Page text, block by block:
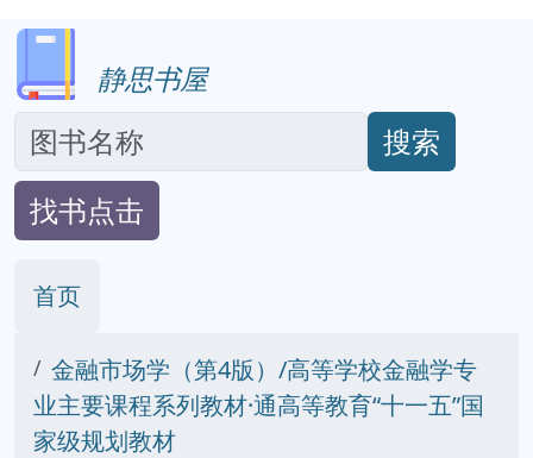
静思书屋
搜索
找书点击
首页
金融市场学（第4版）/高等学校金融学专
业主要课程系列教材·通高等教育“十一五”国
家级规划教材